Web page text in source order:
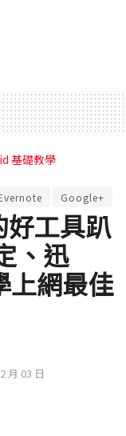
基礎教學
Google+
工具趴
、迅
上網最佳
月 03 日